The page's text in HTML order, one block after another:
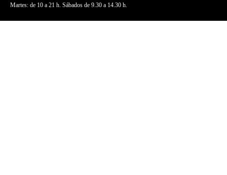
Martes: de 10 a 21 h. Sábados de 9.30 a 14.30 h.